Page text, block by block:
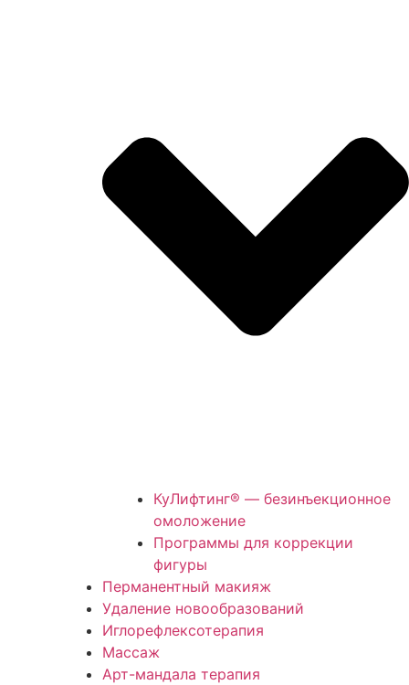
КуЛифтинг® — безинъекционное
омоложение
Программы для коррекции
фигуры
Перманентный макияж
Удаление новообразований
Иглорефлексотерапия
Массаж
Арт-мандала терапия